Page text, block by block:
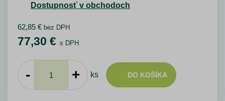
Dostupnosť v obchodoch
62,85 € bez DPH
77,30 € s DPH
- + ks DO KOŠÍKA